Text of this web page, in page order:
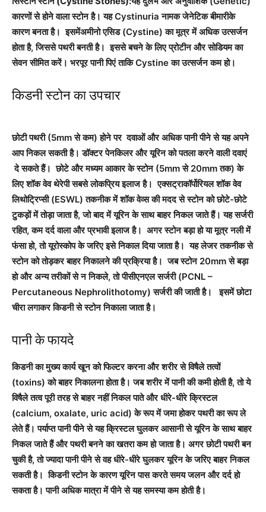
कारणों से होने वाला स्टोन है। यह Cystinuria नामक जेनेटिक बीमारीके
कारण बनता है। इसमेंअमीनो एसिड (Cystine) का मूत्र में अधिक उत्सर्जन
होता है, जिससे पथरी बनती है। इससे बचने के लिए प्रोटीन और सोडियम का
सेवन सीमित करें। भरपूर पानी पिएं ताकि Cystine का उत्सर्जन कम हो।
किडनी स्टोन का उपचार
छोटी पथरी (5mm से कम) होने पर दवाओं और अधिक पानी पीने से यह अपने
आप निकल सकती है। डॉक्टर पेनकिलर और यूरिन को पतला करने वाली दवाएं
दे सकते हैं। छोटे और मध्यम आकार के स्टोन (5mm से 20mm तक) के
लिए शॉक वेव थेरेपी सबसे लोकप्रिय इलाज है। एक्सट्राकॉर्पोरियल शॉक वेव
लिथोट्रिप्सी (ESWL) तकनीक में शॉक वेव्स की मदद से स्टोन को छोटे-छोटे
टुकड़ों में तोड़ा जाता है, जो बाद में यूरिन के साथ बाहर निकल जाते हैं। यह सर्जरी
रहित, कम दर्द वाला और प्रभावी इलाज है। अगर स्टोन बड़ा हो या मूत्र नली में
फंसा हो, तो यूरोस्कोप के जरिए इसे निकाल दिया जाता है। यह लेजर तकनीक से
स्टोन को तोड़कर बाहर निकालने की प्रक्रिया है। जब स्टोन 20mm से बड़ा
हो और अन्य तरीकों से न निकले, तो पीसीएनएल सर्जरी (PCNL –
Percutaneous Nephrolithotomy) सर्जरी की जाती है। इसमें छोटा
चीरा लगाकर किडनी से स्टोन निकाला जाता है।
पानी के फायदे
किडनी का मुख्य कार्य खून को फिल्टर करना और शरीर से विषैले तत्वों
(toxins) को बाहर निकालना होता है। जब शरीर में पानी की कमी होती है, तो ये
विषैले तत्व पूरी तरह से बाहर नहीं निकल पाते और धीरे-धीरे क्रिस्टल
(calcium, oxalate, uric acid) के रूप में जमा होकर पथरी का रूप ले
लेते हैं। पर्याप्त पानी पीने से यह क्रिस्टल घुलकर आसानी से यूरिन के साथ बाहर
निकल जाते हैं और पथरी बनने का खतरा कम हो जाता है। अगर छोटी पथरी बन
चुकी है, तो ज्यादा पानी पीने से वह धीरे-धीरे घुलकर यूरिन के जरिए बाहर निकल
सकती है। किडनी स्टोन के कारण यूरिन पास करते समय जलन और दर्द हो
सकता है। पानी अधिक मात्रा में पीने से यह समस्या कम होती है।